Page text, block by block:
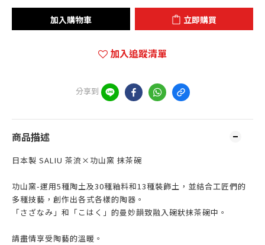
加入購物車 立即購買
加入追蹤清單
分享到
商品描述
日本製 SALIU 茶流×功山窯 抹茶碗
功山窯-運用5種陶土及30種釉料和13種裝飾土，並結合工匠們的
多種技藝，創作出各式各樣的陶器 。
「さざなみ」和「こはく」的曼妙韻致融入碗狀抹茶碗中。
請盡情享受陶藝的溫暖。